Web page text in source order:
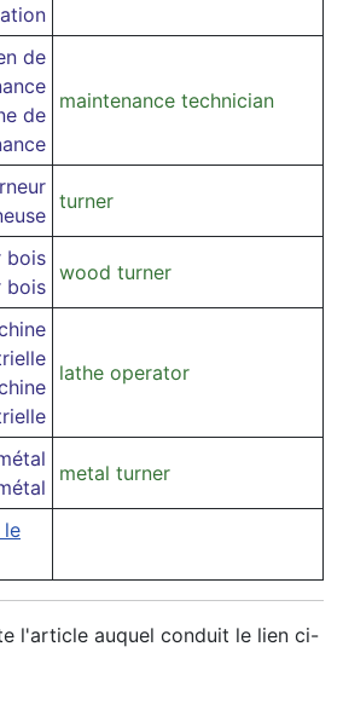
de
de
maintenance technician
turner
bois
bois
wood turner
lathe operator
metal turner
le
l'article auquel conduit le lien ci-